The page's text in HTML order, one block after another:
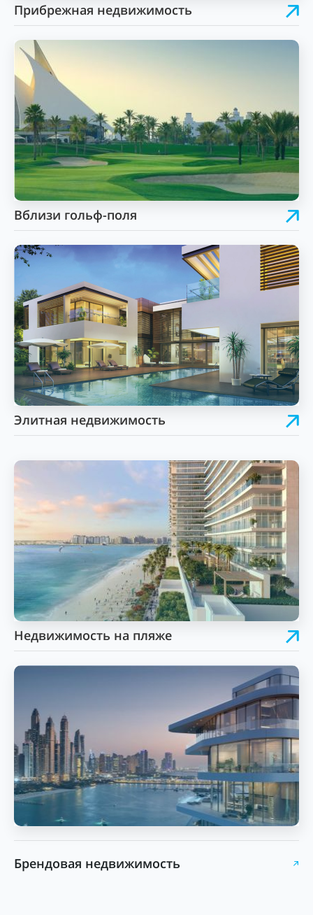
Прибрежная недвижимость
Вблизи гольф-поля
Элитная недвижимость
Недвижимость на пляже
Брендовая недвижимость